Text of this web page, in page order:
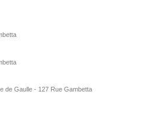
de Gaulle - 127 Rue Gambetta